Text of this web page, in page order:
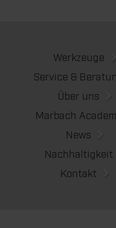
Werkzeuge
Service &
Über uns
Marbach
News
Nachhaltigkeit
Kontakt